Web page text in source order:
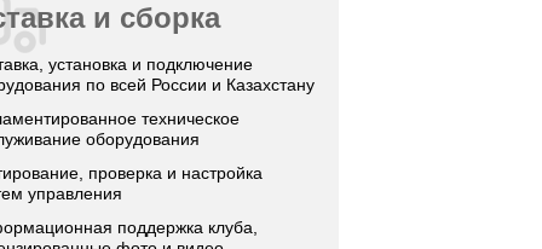
и сборка
установка и подключение
по всей России и Казахстану
техническое
оборудования
проверка и настройка
управления
поддержка клуба,